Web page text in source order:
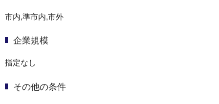
市内,準市内,市外
企業規模
指定なし
その他の条件